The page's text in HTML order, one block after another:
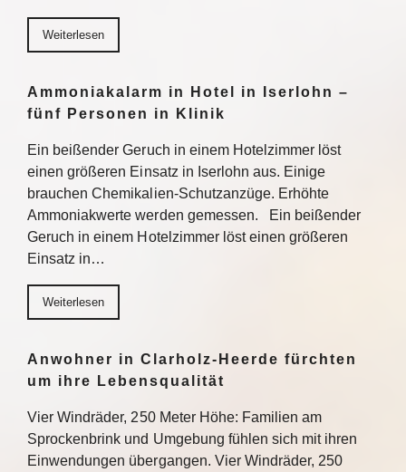
Weiterlesen
Ammoniakalarm in Hotel in Iserlohn –
fünf Personen in Klinik
Ein beißender Geruch in einem Hotelzimmer löst
einen größeren Einsatz in Iserlohn aus. Einige
brauchen Chemikalien-Schutzanzüge. Erhöhte
Ammoniakwerte werden gemessen. Ein beißender
Geruch in einem Hotelzimmer löst einen größeren
Einsatz in…
Weiterlesen
Anwohner in Clarholz-Heerde fürchten
um ihre Lebensqualität
Vier Windräder, 250 Meter Höhe: Familien am
Sprockenbrink und Umgebung fühlen sich mit ihren
Einwendungen übergangen. Vier Windräder, 250